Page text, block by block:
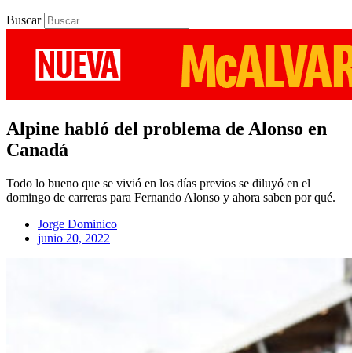
Buscar
Alpine habló del problema de Alonso en
Canadá
Todo lo bueno que se vivió en los días previos se diluyó en el
domingo de carreras para Fernando Alonso y ahora saben por qué.
Jorge Dominico
junio 20, 2022